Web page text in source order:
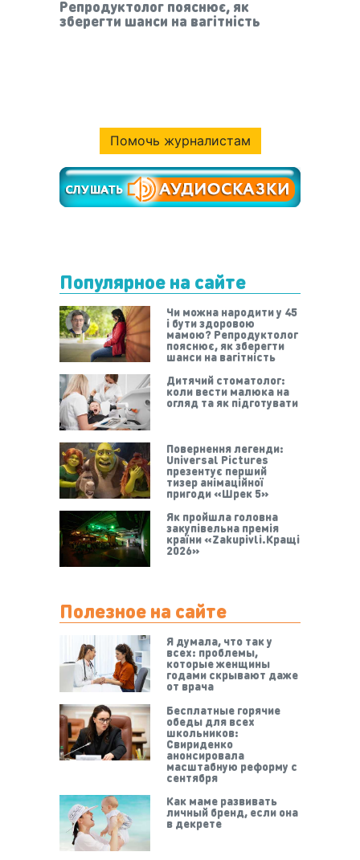
Репродуктолог пояснює, як
зберегти шанси на вагітність
Помочь журналистам
Популярное на сайте
Чи можна народити у 45
і бути здоровою
мамою? Репродуктолог
пояснює, як зберегти
шанси на вагітність
Дитячий стоматолог:
коли вести малюка на
огляд та як підготувати
Повернення легенди:
Universal Pictures
презентує перший
тизер анімаційної
пригоди «Шрек 5»
Як пройшла головна
закупівельна премія
країни «Zakupivli.Кращі
2026»
Полезное на сайте
Я думала, что так у
всех: проблемы,
которые женщины
годами скрывают даже
от врача
Бесплатные горячие
обеды для всех
школьников:
Свириденко
анонсировала
масштабную реформу с
сентября
Как маме развивать
личный бренд, если она
в декрете